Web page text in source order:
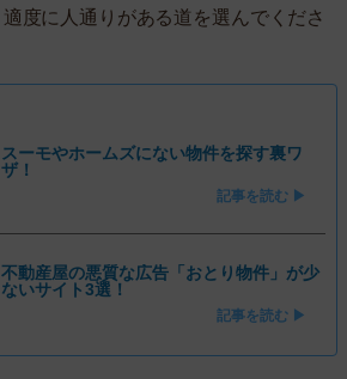
度に人通りがある道を選んでくださ
スーモやホームズにない物件を探す裏ワ
ザ！
記事を読む ▶
不動産屋の悪質な広告「おとり物件」が少
ないサイト3選！
記事を読む ▶